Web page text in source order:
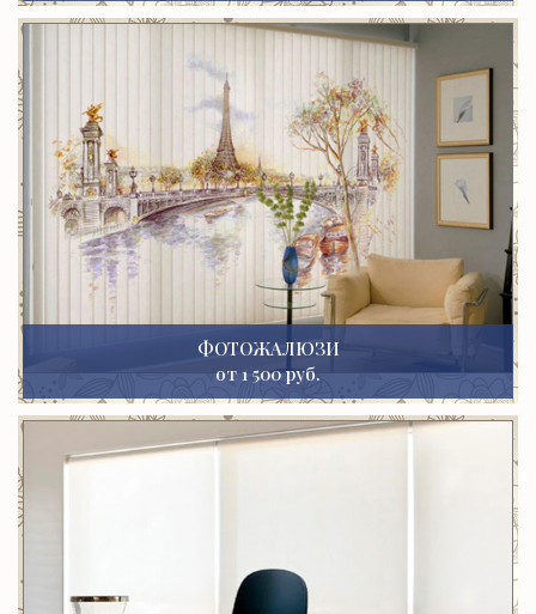
ФОТОЖАЛЮЗИ
от 1 500 руб.